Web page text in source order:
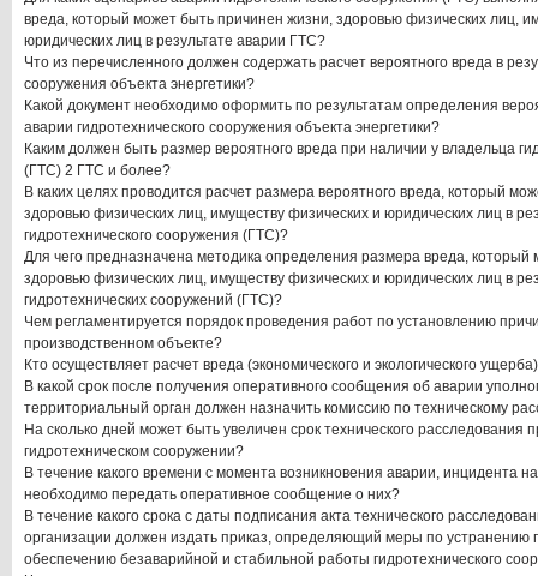
вреда, который может быть причинен жизни, здоровью физических лиц,
юридических лиц в результате аварии ГТС?
Что из перечисленного должен содержать расчет вероятного вреда в
сооружения объекта энергетики?
Какой документ необходимо оформить по результатам определения
аварии гидротехнического сооружения объекта энергетики?
Каким должен быть размер вероятного вреда при наличии у владельца
(ГТС) 2 ГТС и более?
В каких целях проводится расчет размера вероятного вреда, который
здоровью физических лиц, имуществу физических и юридических лиц в
гидротехнического сооружения (ГТС)?
Для чего предназначена методика определения размера вреда,
здоровью физических лиц, имуществу физических и юридических лиц в
гидротехнических сооружений (ГТС)?
Чем регламентируется порядок проведения работ по установлению
производственном объекте?
Кто осуществляет расчет вреда (экономического и экологического
В какой срок после получения оперативного сообщения об аварии
территориальный орган должен назначить комиссию по техническому
На сколько дней может быть увеличен срок технического расследования
гидротехническом сооружении?
В течение какого времени с момента возникновения аварии, инцидента
необходимо передать оперативное сообщение о них?
В течение какого срока с даты подписания акта технического
организации должен издать приказ, определяющий меры по устранению
обеспечению безаварийной и стабильной работы гидротехнического